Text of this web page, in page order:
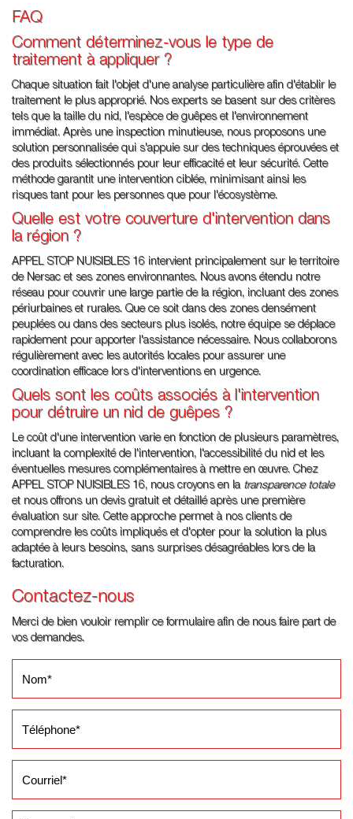
FAQ
Comment déterminez-vous le type de
traitement à appliquer ?
Chaque situation fait l'objet d'une analyse particulière afin d'établir le
traitement le plus approprié. Nos experts se basent sur des critères
tels que la taille du nid, l'espèce de guêpes et l'environnement
immédiat. Après une inspection minutieuse, nous proposons une
solution personnalisée qui s'appuie sur des techniques éprouvées et
des produits sélectionnés pour leur efficacité et leur sécurité. Cette
méthode garantit une intervention ciblée, minimisant ainsi les
risques tant pour les personnes que pour l'écosystème.
Quelle est votre couverture d'intervention dans
la région ?
APPEL STOP NUISIBLES 16 intervient principalement sur le territoire
de Nersac et ses zones environnantes. Nous avons étendu notre
réseau pour couvrir une large partie de la région, incluant des zones
périurbaines et rurales. Que ce soit dans des zones densément
peuplées ou dans des secteurs plus isolés, notre équipe se déplace
rapidement pour apporter l'assistance nécessaire. Nous collaborons
régulièrement avec les autorités locales pour assurer une
coordination efficace lors d'interventions en urgence.
Quels sont les coûts associés à l'intervention
pour détruire un nid de guêpes ?
Le coût d'une intervention varie en fonction de plusieurs paramètres,
incluant la complexité de l'intervention, l'accessibilité du nid et les
éventuelles mesures complémentaires à mettre en œuvre. Chez
APPEL STOP NUISIBLES 16, nous croyons en la transparence totale
et nous offrons un devis gratuit et détaillé après une première
évaluation sur site. Cette approche permet à nos clients de
comprendre les coûts impliqués et d'opter pour la solution la plus
adaptée à leurs besoins, sans surprises désagréables lors de la
facturation.
Contactez-nous
Merci de bien vouloir remplir ce formulaire afin de nous faire part de
vos demandes.